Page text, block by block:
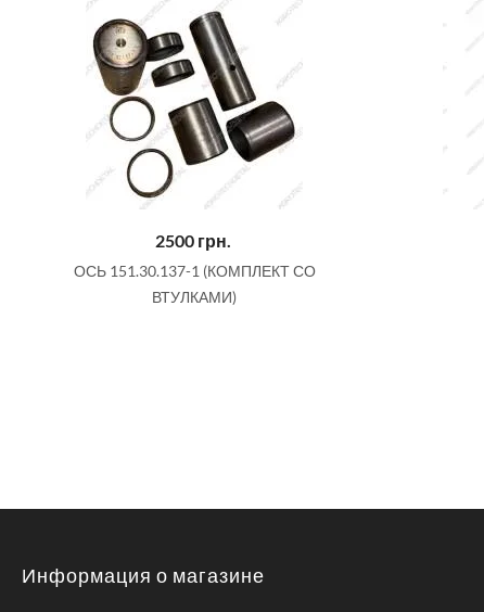
2500 грн.
ОСЬ 151.30.137-1 (КОМПЛЕКТ СО
ВТУЛКАМИ)
Информация о магазине